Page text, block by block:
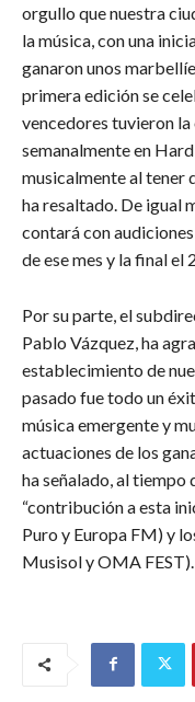
orgullo que nuestra
la música, con una
ganaron unos
primera edición se
vencedores tuvieron
semanalmente en
musicalmente al tener
ha resaltado. De igual
contará con
de ese mes y la final el
Por su parte, el
Pablo Vázquez, ha
establecimiento de
pasado fue todo un
música emergente y
actuaciones de los
ha señalado, al tiempo
“contribución a esta
Puro y Europa FM) y
Musisol y OMA FEST).